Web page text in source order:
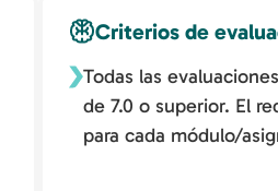
Criterios de
Todas las
de 7.0 o superior. El
para cada módulo/